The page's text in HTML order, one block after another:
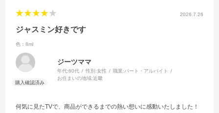
2026.7.26
ジャスミン好きです
色：8ml
ジーツママ
年代:60代 性別:女性 職業:パート・アルバイト
お住まいの地域:近畿
何気に見たTVで、商品ができるまでの熱い想いに感動いたしました！